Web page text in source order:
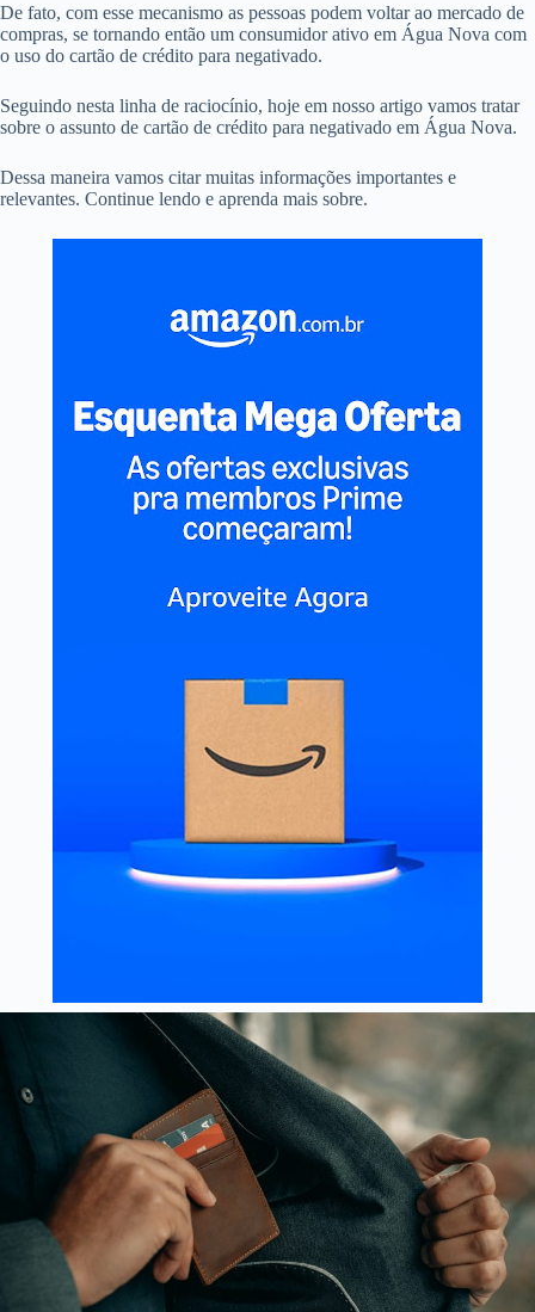
De fato, com esse mecanismo as pessoas podem voltar ao mercado de
compras, se tornando então um consumidor ativo em Água Nova com
o uso do cartão de crédito para negativado.
Seguindo nesta linha de raciocínio, hoje em nosso artigo vamos tratar
sobre o assunto de cartão de crédito para negativado em Água Nova.
Dessa maneira vamos citar muitas informações importantes e
relevantes. Continue lendo e aprenda mais sobre.